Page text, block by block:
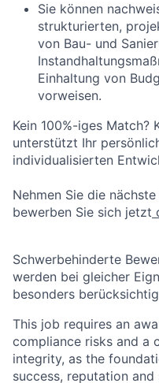
Sie können
strukturierten,
von Bau- und
Einhaltung von
vorweisen.
Kein 100%-iges Match?
unterstützt Ihr
individualisierten
Nehmen Sie die
bewerben Sie sich jetzt
Schwerbehinderte
werden bei gleicher
besonders
This job requires an
compliance risks and a
integrity, as the
success, reputation